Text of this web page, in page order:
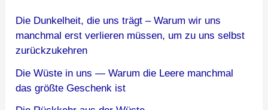
Die Dunkelheit, die uns trägt – Warum wir uns
manchmal erst verlieren müssen, um zu uns selbst
zurückzukehren
Die Wüste in uns — Warum die Leere manchmal
das größte Geschenk ist